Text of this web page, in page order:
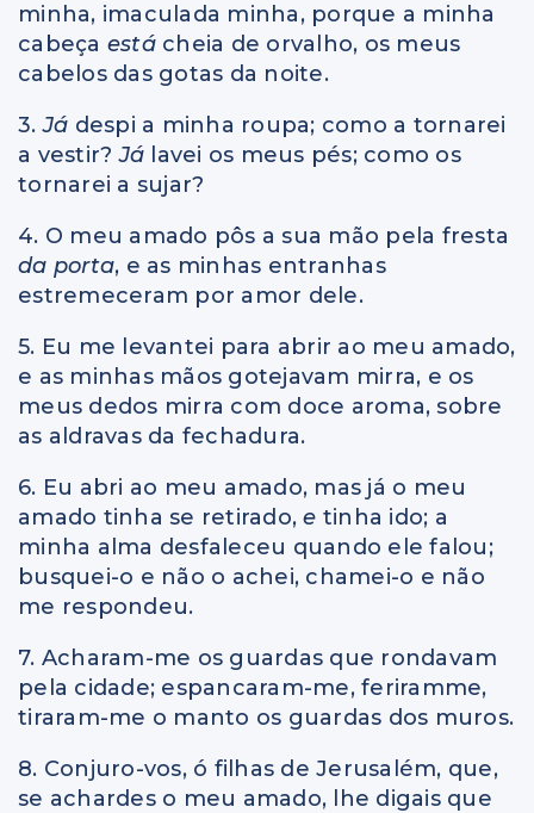
minha, imaculada minha, porque a minha
cabeça está cheia de orvalho, os meus
cabelos das gotas da noite.
3.Já despi a minha roupa; como a tornarei
a vestir?Já lavei os meus pés; como os
tornarei a sujar?
4. O meu amado pôs a sua mão pela fresta
da porta, e as minhas entranhas
estremeceram por amor dele.
5. Eu me levantei para abrir ao meu amado,
e as minhas mãos gotejavam mirra, e os
meus dedos mirra com doce aroma, sobre
as aldravas da fechadura.
6. Eu abri ao meu amado, mas já o meu
amado tinha se retirado,e tinha ido; a
minha alma desfaleceu quando ele falou;
busquei-o e não o achei, chamei-o e não
me respondeu.
7. Acharam-me os guardas que rondavam
pela cidade; espancaram-me, feriramme,
tiraram-me o manto os guardas dos muros.
8. Conjuro-vos, ó filhas de Jerusalém, que,
se achardes o meu amado, lhe digais que